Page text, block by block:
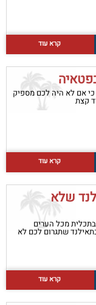
קרא עוד
אם לא היה לכם מספיק
קצת
קרא עוד
שלא
מכל הערים
שתגרום לכם לא
קרא עוד